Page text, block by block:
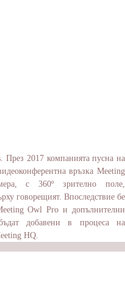
През 2017 компанията пусна на
връзка Meeting
с 360º зрително поле,
говорещият. Впоследствие бе
Owl Pro и допълнителни
добавени в процеса на
HQ.